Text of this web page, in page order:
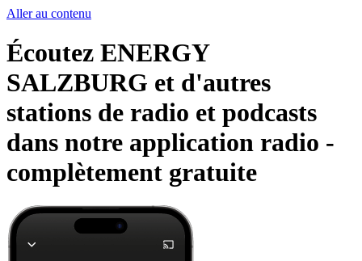
Aller au contenu
Écoutez ENERGY
SALZBURG et d'autres
stations de radio et podcasts
dans notre application radio -
complètement gratuite